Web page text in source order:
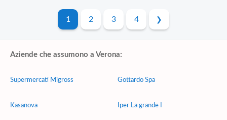
1 2 3 4
Aziende che assumono a Verona:
Supermercati Migross
Kasanova
Gottardo Spa
Iper La grande I